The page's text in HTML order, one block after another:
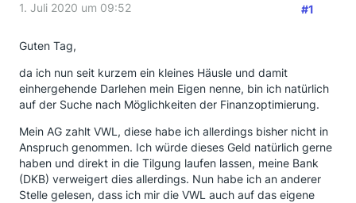
1. Juli 2020 um 09:52 #1
Guten Tag,
da ich nun seit kurzem ein kleines Häusle und damit
einhergehende Darlehen mein Eigen nenne, bin ich natürlich
auf der Suche nach Möglichkeiten der Finanzoptimierung.
Mein AG zahlt VWL, diese habe ich allerdings bisher nicht in
Anspruch genommen. Ich würde dieses Geld natürlich gerne
haben und direkt in die Tilgung laufen lassen, meine Bank
(DKB) verweigert dies allerdings. Nun habe ich an anderer
Stelle gelesen, dass ich mir die VWL auch auf das eigene